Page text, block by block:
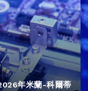
年米蘭-科爾蒂